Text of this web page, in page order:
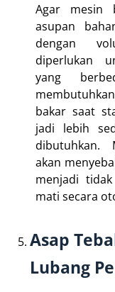
Agar mesin
asupan
dengan
diperlukan
yang
bakar saat
jadi lebih
dibutuhkan.
akan
menjadi
mati secara
Asap
Lubang